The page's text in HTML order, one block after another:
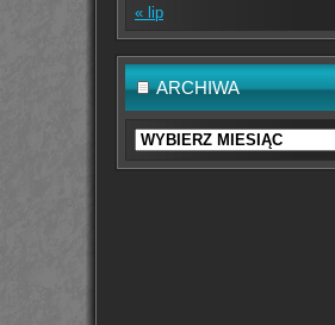
« lip
ARCHIWA
Archiwa